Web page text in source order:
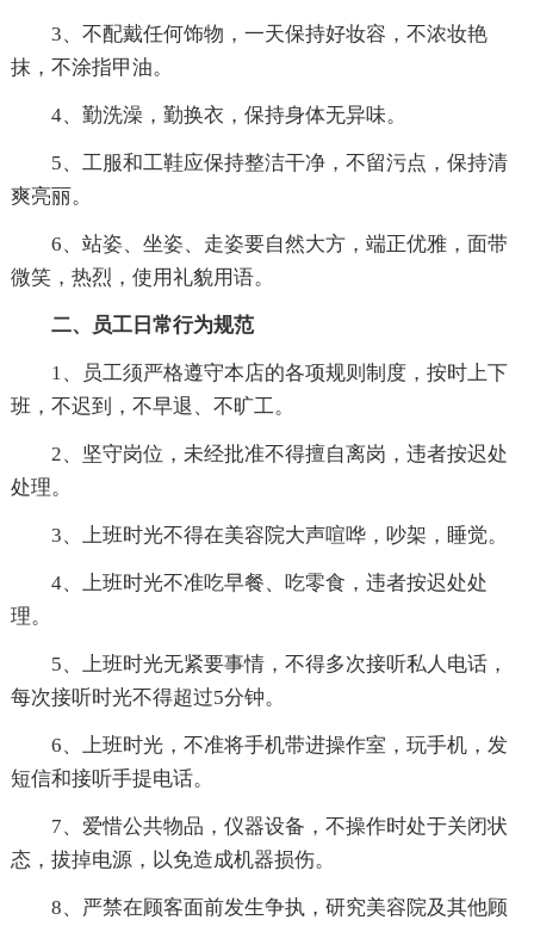
3、不配戴任何饰物，一天保持好妆容，不浓妆艳
抹，不涂指甲油。
4、勤洗澡，勤换衣，保持身体无异味。
5、工服和工鞋应保持整洁干净，不留污点，保持清
爽亮丽。
6、站姿、坐姿、走姿要自然大方，端正优雅，面带
微笑，热烈，使用礼貌用语。
二、员工日常行为规范
1、员工须严格遵守本店的各项规则制度，按时上下
班，不迟到，不早退、不旷工。
2、坚守岗位，未经批准不得擅自离岗，违者按迟处
处理。
3、上班时光不得在美容院大声喧哗，吵架，睡觉。
4、上班时光不准吃早餐、吃零食，违者按迟处处
理。
5、上班时光无紧要事情，不得多次接听私人电话，
每次接听时光不得超过5分钟。
6、上班时光，不准将手机带进操作室，玩手机，发
短信和接听手提电话。
7、爱惜公共物品，仪器设备，不操作时处于关闭状
态，拔掉电源，以免造成机器损伤。
8、严禁在顾客面前发生争执，研究美容院及其他顾